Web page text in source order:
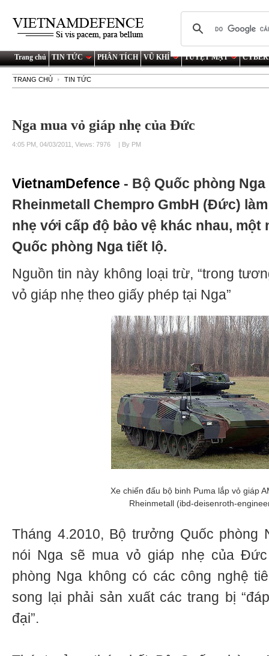
Trang chủ TIN TỨC PHÂN TÍCH VŨ KHÍ TUYỆT MẬT
TRANG CHỦ TIN TỨC
Nga mua vỏ giáp nhẹ của Đức
4:05 PM, 04/03/2011, Views: 7976 | By PM
VietnamDefence - Bộ Quốc phòng
Rheinmetall Chempro GmbH (Đức)
nhẹ với cấp độ bảo vệ khác nhau, một
Quốc phòng Nga tiết lộ.
Nguồn tin này không loại trừ, “trong
vỏ giáp nhẹ theo giấy phép tại Nga”
Xe chiến đấu bộ binh Puma lắp vỏ giáp
Rheinmetall (ibd-deisenroth-
Tháng 4.2010, Bộ trưởng Quốc phòng
nói Nga sẽ mua vỏ giáp nhẹ của
phòng Nga không có các công nghệ
song lại phải sản xuất các trang bị
đại”.